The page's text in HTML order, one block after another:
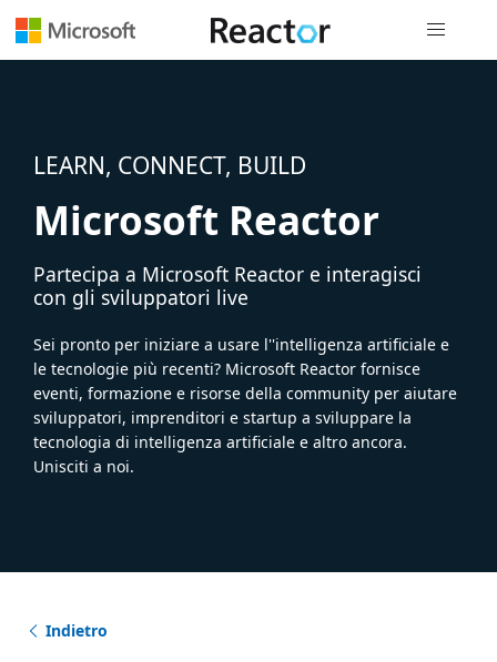
LEARN, CONNECT, BUILD
Microsoft Reactor
Partecipa a Microsoft Reactor e interagisci
con gli sviluppatori live
Sei pronto per iniziare a usare l''intelligenza artificiale e
le tecnologie più recenti? Microsoft Reactor fornisce
eventi, formazione e risorse della community per aiutare
sviluppatori, imprenditori e startup a sviluppare la
tecnologia di intelligenza artificiale e altro ancora.
Unisciti a noi.
Indietro